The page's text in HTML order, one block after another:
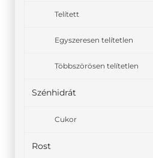
Telített
Egyszeresen telítetlen
Többszörösen telítetlen
Szénhidrát
Cukor
Rost